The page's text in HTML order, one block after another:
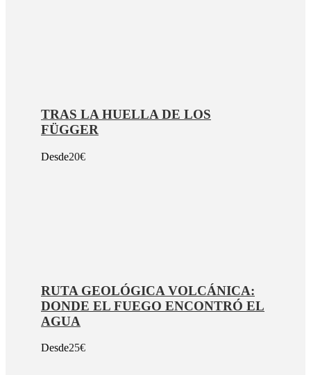
TRAS LA HUELLA DE LOS
FÜGGER
Desde20€
RUTA GEOLÓGICA VOLCÁNICA:
DONDE EL FUEGO ENCONTRÓ EL
AGUA
Desde25€